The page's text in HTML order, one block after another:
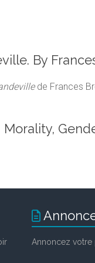
By
de Frances
Morality,
Annoncez votre